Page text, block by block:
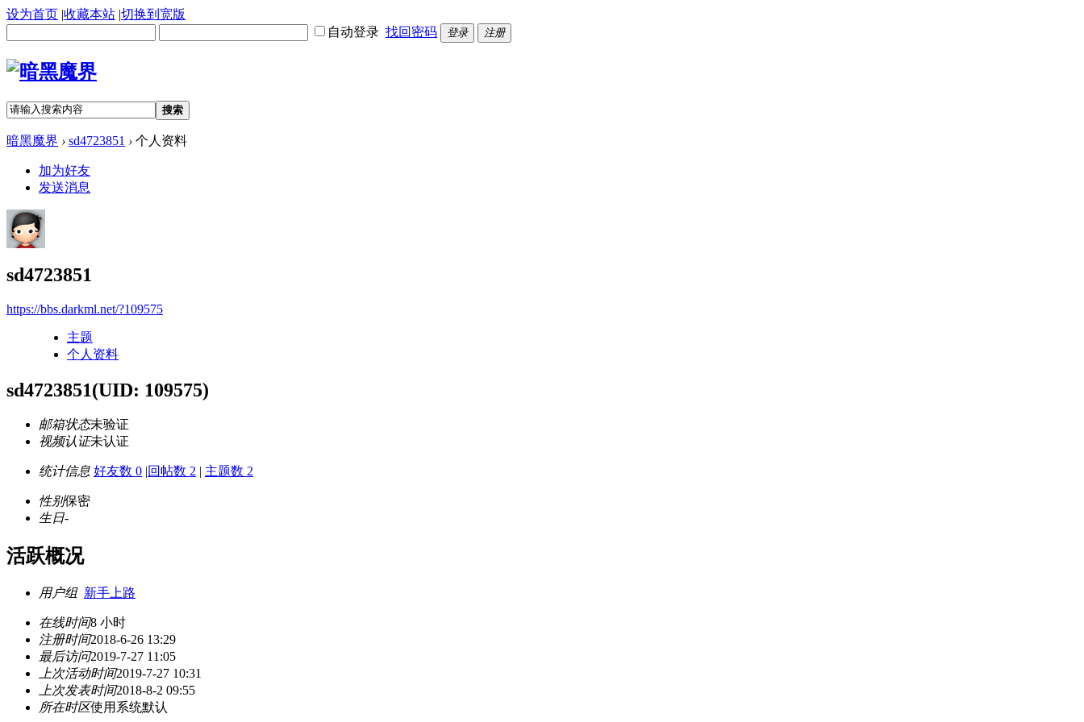
设为首页 |收藏本站 |切换到宽版
自动登录 找回密码 登录 注册
搜索
暗黑魔界 › sd4723851 › 个人资料
加为好友
发送消息
sd4723851
https://bbs.darkml.net/?109575
主题
个人资料
sd4723851(UID: 109575)
邮箱状态未验证
视频认证未认证
统计信息 好友数 0 |回帖数 2 | 主题数 2
性别保密
生日-
活跃概况
用户组 新手上路
在线时间8 小时
注册时间2018-6-26 13:29
最后访问2019-7-27 11:05
上次活动时间2019-7-27 10:31
上次发表时间2018-8-2 09:55
所在时区使用系统默认